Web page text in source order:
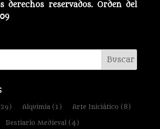
derechos reservados. Orden del
Alquimia(1) Arte Iniciático (8)
Bestiario Medieval(4)